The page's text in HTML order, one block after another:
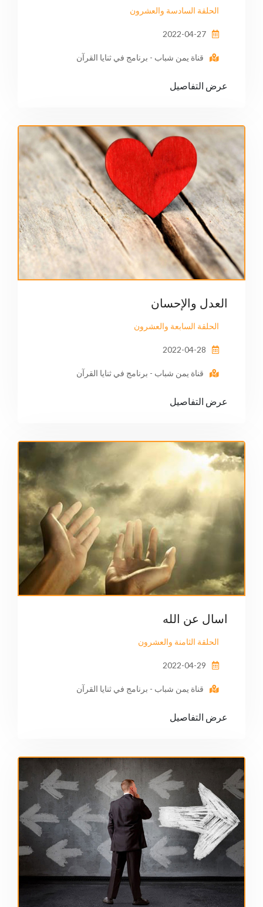
الحلقة السادسة والعشرون
قناة يمن شباب - برنامج في ثنايا القرآن
عرض التفاصيل
العدل والإحسان
الحلقة السابعة والعشرون
قناة يمن شباب - برنامج في ثنايا القرآن
عرض التفاصيل
اسال عن الله
الحلقة الثامنة والعشرون
قناة يمن شباب - برنامج في ثنايا القرآن
عرض التفاصيل